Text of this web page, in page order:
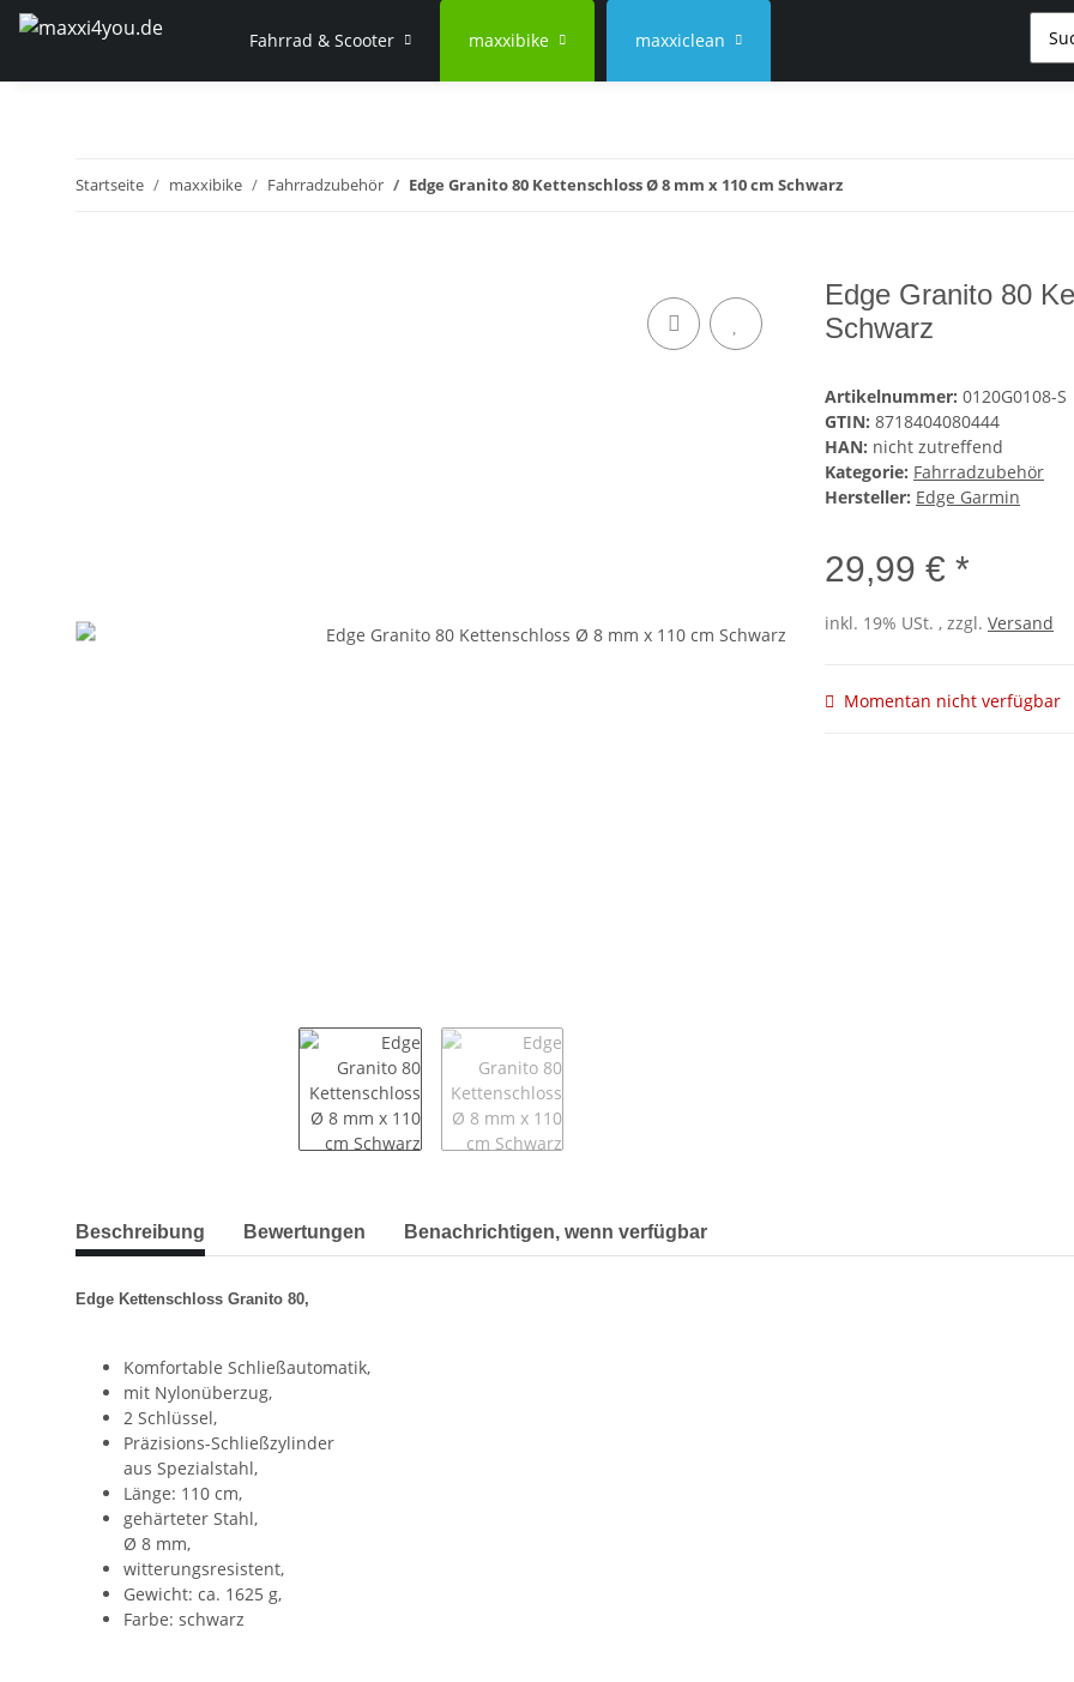
Fahrrad & Scooter maxxibike maxxiclean
Startseite maxxibike Fahrradzubehör Edge Granito 80 Kettenschloss Ø 8 mm x 110 cm Schwarz
Edge Granito 80
Schwarz
Artikelnummer: 0120G0108-S
GTIN: 8718404080444
HAN: nicht zutreffend
Kategorie: Fahrradzubehör
Hersteller: Edge Garmin
29,99 € *
inkl. 19% USt. , zzgl. Versand
Momentan nicht verfügbar
Beschreibung Bewertungen Benachrichtigen, wenn verfügbar
Edge Kettenschloss Granito 80,
Komfortable Schließautomatik,
mit Nylonüberzug,
2 Schlüssel,
Präzisions-Schließzylinder
aus Spezialstahl,
Länge: 110 cm,
gehärteter Stahl,
Ø 8 mm,
witterungsresistent,
Gewicht: ca. 1625 g,
Farbe: schwarz